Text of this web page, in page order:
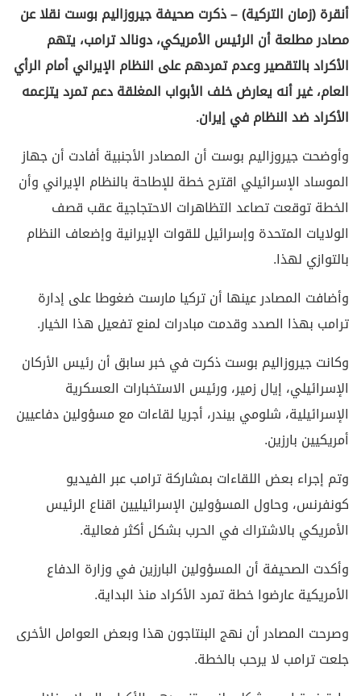
أنقرة (زمان التركية) – ذكرت صحيفة جيروزاليم بوست نقلا عن
مصادر مطلعة أن الرئيس الأمريكي، دونالد ترامب، يتهم
الأكراد بالتقصير وعدم تمردهم على النظام الإيراني أمام الرأي
العام، غير أنه يعارض خلف الأبواب المغلقة دعم تمرد يتزعمه
الأكراد ضد النظام في إيران.
وأوضحت جيروزاليم بوست أن المصادر الأجنبية أفادت أن جهاز
الموساد الإسرائيلي اقترح خطة للإطاحة بالنظام الإيراني وأن
الخطة توقعت تصاعد التظاهرات الاحتجاجية عقب قصف
الولايات المتحدة وإسرائيل للقوات الإيرانية وإضعاف النظام
بالتوازي لهذا.
وأضافت المصادر عينها أن تركيا مارست ضغوطا على إدارة
ترامب بهذا الصدد وقدمت مبادرات لمنع تفعيل هذا الخيار.
وكانت جيروزاليم بوست ذكرت في خبر سابق أن رئيس الأركان
الإسرائيلي، إيال زمير، ورئيس الاستخبارات العسكرية
الإسرائيلية، شلومي بيندر، أجريا لقاءات مع مسؤولين دفاعيين
أمريكيين بارزين.
وتم إجراء بعض اللقاءات بمشاركة ترامب عبر الفيديو
كونفرنس، وحاول المسؤولين الإسرائيليين اقناع الرئيس
الأمريكي بالاشتراك في الحرب بشكل أكثر فعالية.
وأكدت الصحيفة أن المسؤولين البارزين في وزارة الدفاع
الأمريكية عارضوا خطة تمرد الأكراد منذ البداية.
وصرحت المصادر أن نهج البنتاجون هذا وبعض العوامل الأخرى
جلعت ترامب لا يرحب بالخطة.